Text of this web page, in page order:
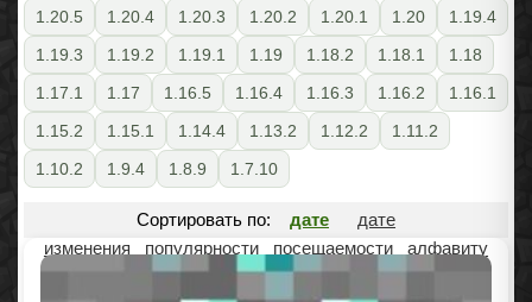
1.20.5
1.20.4 1.20.3 1.20.2 1.20.1 1.20
1.19.4
1.19.3
1.19.2 1.19.1 1.19 1.18.2 1.18.1
1.18
1.17.1
1.17 1.16.5 1.16.4 1.16.3 1.16.2
1.16.1
1.15.2
1.15.1 1.14.4 1.13.2 1.12.2
1.11.2
1.10.2
1.9.4 1.8.9 1.7.10
Сортировать по: дате
дате
изменения
популярности посещаемости алфавиту